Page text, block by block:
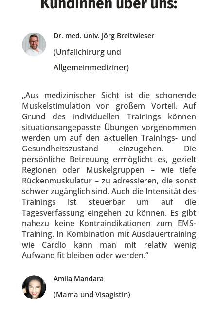
Dr. med. univ. Jörg Breitwieser
(Unfallchirurg und
Allgemeinmediziner)
„Aus medizinischer Sicht ist die schonende
Muskelstimulation von großem Vorteil. Auf
Grund des individuellen Trainings können
situationsangepasste Übungen vorgenommen
werden um auf den aktuellen Trainings- und
Gesundheitszustand einzugehen. Die
persönliche Betreuung ermöglicht es, gezielt
Regionen oder Muskelgruppen – wie tiefe
Rückenmuskulatur – zu adressieren, die sonst
schwer zugänglich sind. Auch die Intensität des
Trainings ist steuerbar um auf die
Tagesverfassung eingehen zu können. Es gibt
nahezu keine Kontraindikationen zum EMS-
Training. In Kombination mit Ausdauertraining
wie Cardio kann man mit relativ wenig
Aufwand fit bleiben oder werden.“
Amila Mandara
(Mama und Visagistin)